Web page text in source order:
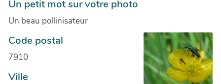
Un petit mot sur votre photo
Un beau pollinisateur
Code postal
7910
Ville